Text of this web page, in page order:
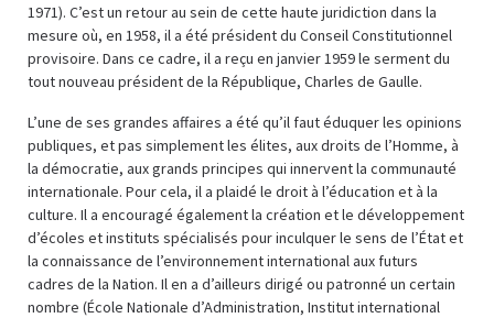
1971). C’est un retour au sein de cette haute juridiction dans la
mesure où, en 1958, il a été président du Conseil Constitutionnel
provisoire. Dans ce cadre, il a reçu en janvier 1959 le serment du
tout nouveau président de la République, Charles de Gaulle.
L’une de ses grandes affaires a été qu’il faut éduquer les opinions
publiques, et pas simplement les élites, aux droits de l’Homme, à
la démocratie, aux grands principes qui innervent la communauté
internationale. Pour cela, il a plaidé le droit à l’éducation et à la
culture. Il a encouragé également la création et le développement
d’écoles et instituts spécialisés pour inculquer le sens de l’État et
la connaissance de l’environnement international aux futurs
cadres de la Nation. Il en a d’ailleurs dirigé ou patronné un certain
nombre (École Nationale d’Administration, Institut international